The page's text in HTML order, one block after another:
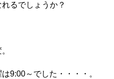
るでしょうか？
9:00～でした・・・・。